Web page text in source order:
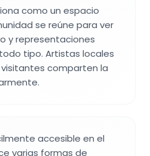
como un espacio
se reúne para ver
y representaciones
tipo. Artistas locales
comparten la
accesible en el
varias formas de